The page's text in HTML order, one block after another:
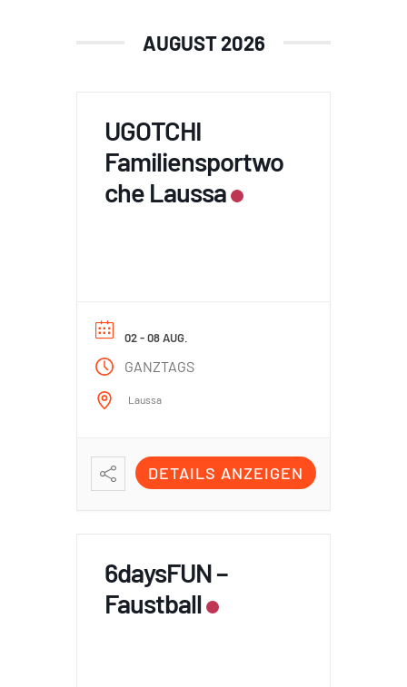
AUGUST 2026
UGOTCHI
Familiensportwo
che Laussa
02 - 08 AUG.
GANZTAGS
Laussa
DETAILS ANZEIGEN
6daysFUN –
Faustball